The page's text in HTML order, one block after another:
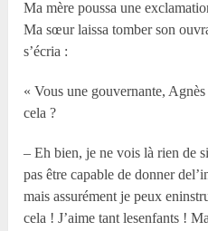
Ma mère poussa une
Ma sœur laissa tomber son
s’écria :
« Vous une gouvernante,
cela ?
– Eh bien, je ne vois là rien de
pas être capable de donner
mais assurément je peux
cela ! J’aime tant lesenfants !